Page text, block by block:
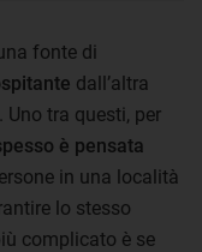
fonte di
dall’altra
. Uno tra questi, per
è pensata
in una località
lo stesso
complicato è se